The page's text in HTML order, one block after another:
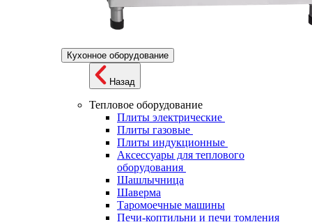
Кухонное оборудование
Назад
Тепловое оборудование
Плиты электрические
Плиты газовые
Плиты индукционные
Аксессуары для теплового
оборудования
Шашлычница
Шаверма
Таромоечные машины
Печи-коптильни и печи томления